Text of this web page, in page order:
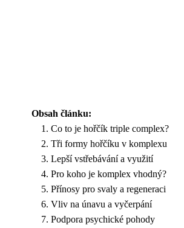
Obsah článku:
Co to je hořčík triple complex?
Tři formy hořčíku v komplexu
Lepší vstřebávání a využití
Pro koho je komplex vhodný?
Přínosy pro svaly a regeneraci
Vliv na únavu a vyčerpání
Podpora psychické pohody